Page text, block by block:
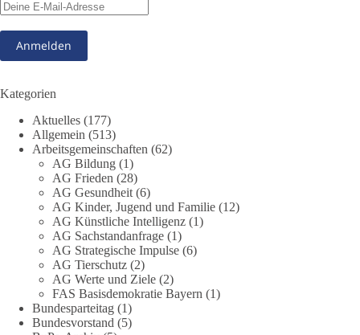
eine solche Entwicklung das Fundament unseres
beschäftigte sich die Teilnehmer des Politischen
Frühschoppens der AG Strategische Impulse am 19. Juli 2026.
derzeit in Teilen der Umweltbewegung diskutierten
hinausreichen und grundlegende Fragen zum Menschenbild,
zum Rechtsstaat und zur Demokratie aufwerfen. [...]
👉 Hier weiterlesen: https://diebasis-
partei.de/2026/07/grundrechte-der-natur-ein-angriff-auf-das-
grundgesetz/
🟩🟩🟦🟦🟥🟥🟧🟧
Es ging weniger um fertige Antworten als um eine Debatte
darüber, wie Freiheit, Verantwortung, Naturschutz und
Grundrechte in einer demokratischen Gesellschaft künftig
miteinander in Einklang gebracht werden können.
Kategorien
Aktuelles (177)
Allgemein (513)
Arbeitsgemeinschaften (62)
AG Bildung (1)
AG Frieden (28)
AG Gesundheit (6)
AG Kinder, Jugend und Familie (12)
AG Künstliche Intelligenz (1)
AG Sachstandanfrage (1)
AG Strategische Impulse (6)
AG Tierschutz (2)
AG Werte und Ziele (2)
FAS Basisdemokratie Bayern (1)
Bundesparteitag (1)
Bundesvorstand (5)